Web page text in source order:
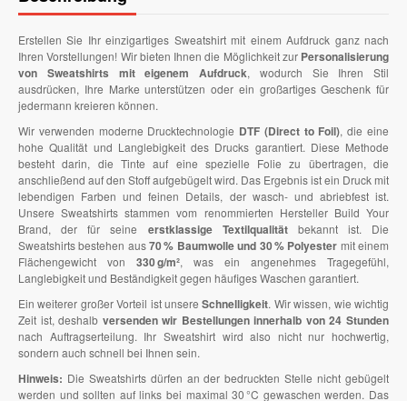
Erstellen Sie Ihr einzigartiges Sweatshirt mit einem Aufdruck ganz nach
Ihren Vorstellungen! Wir bieten Ihnen die Möglichkeit zur Personalisierung
von Sweatshirts mit eigenem Aufdruck, wodurch Sie Ihren Stil
ausdrücken, Ihre Marke unterstützen oder ein großartiges Geschenk für
jedermann kreieren können.
Wir verwenden moderne Drucktechnologie DTF (Direct to Foil), die eine
hohe Qualität und Langlebigkeit des Drucks garantiert. Diese Methode
besteht darin, die Tinte auf eine spezielle Folie zu übertragen, die
anschließend auf den Stoff aufgebügelt wird. Das Ergebnis ist ein Druck mit
lebendigen Farben und feinen Details, der wasch- und abriebfest ist.
Unsere Sweatshirts stammen vom renommierten Hersteller Build Your
Brand, der für seine erstklassige Textilqualitätbekannt ist. Die
Sweatshirts bestehen aus70 % Baumwolle und 30 % Polyester mit einem
Flächengewicht von 330 g/m², was ein angenehmes Tragegefühl,
Langlebigkeit und Beständigkeit gegen häufiges Waschen garantiert.
Ein weiterer großer Vorteil ist unsereSchnelligkeit. Wir wissen, wie wichtig
Zeit ist, deshalb versenden wir Bestellungen innerhalb von 24 Stunden
nach Auftragserteilung. Ihr Sweatshirt wird also nicht nur hochwertig,
sondern auch schnell bei Ihnen sein.
Hinweis: Die Sweatshirts dürfen an der bedruckten Stelle nicht gebügelt
werden und sollten auf links bei maximal 30 °C gewaschen werden. Das